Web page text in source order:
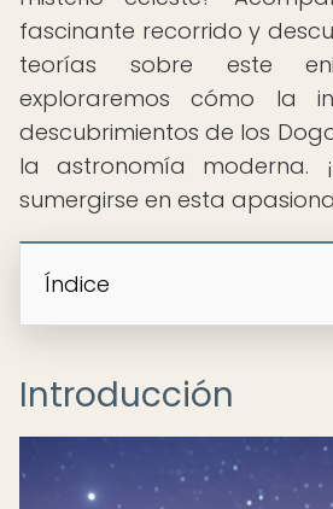
fascinante recorrido y
teorías sobre este
exploraremos cómo la
descubrimientos de los
la astronomía moderna.
sumergirse en esta
Índice
Introducción